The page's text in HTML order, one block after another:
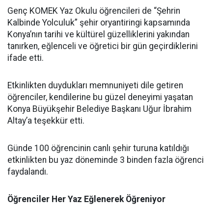
Genç KOMEK Yaz Okulu öğrencileri de “Şehrin
Kalbinde Yolculuk” şehir oryantiringi kapsamında
Konya’nın tarihi ve kültürel güzelliklerini yakından
tanırken, eğlenceli ve öğretici bir gün geçirdiklerini
ifade etti.
Etkinlikten duydukları memnuniyeti dile getiren
öğrenciler, kendilerine bu güzel deneyimi yaşatan
Konya Büyükşehir Belediye Başkanı Uğur İbrahim
Altay’a teşekkür etti.
Günde 100 öğrencinin canlı şehir turuna katıldığı
etkinlikten bu yaz döneminde 3 binden fazla öğrenci
faydalandı.
Öğrenciler Her Yaz Eğlenerek Öğreniyor